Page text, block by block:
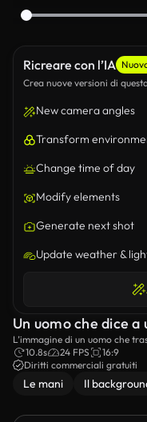
Ricreare con l’IA
Crea nuove versioni di
New camera angles
Transform
Change time of day
Modify elements
Generate next shot
Update weather &
Un uomo che dice a
L’immagine di un uomo che
10.8s
24 FPS
16:9
Diritti commerciali gratuiti
Le mani Il